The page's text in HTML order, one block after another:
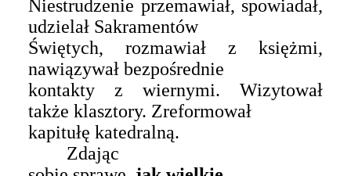
Niestrudzenie przemawiał, spowiadał,
udzielał Sakramentów
Świętych, rozmawiał z księżmi,
nawiązywał bezpośrednie
kontakty z wiernymi. Wizytował
także klasztory. Zreformował
kapitułę katedralną.
Zdając